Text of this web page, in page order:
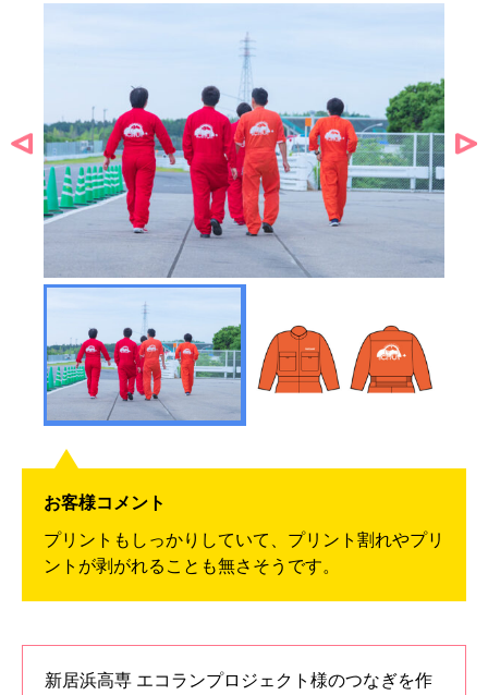
お客様コメント
プリントもしっかりしていて、プリント割れやプリ
ントが剥がれることも無さそうです。
新居浜高専 エコランプロジェクト様のつなぎを作